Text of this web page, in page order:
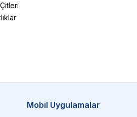
Mobil Uygulamalar